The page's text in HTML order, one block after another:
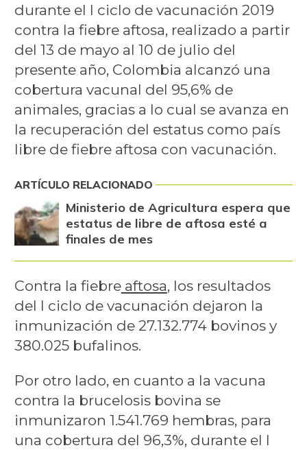
durante el I ciclo de vacunación 2019
contra la fiebre aftosa, realizado a partir
del 13 de mayo al 10 de julio del
presente año, Colombia alcanzó una
cobertura vacunal del 95,6% de
animales, gracias a lo cual se avanza en
la recuperación del estatus como país
libre de fiebre aftosa con vacunación.
ARTÍCULO RELACIONADO
Ministerio de Agricultura espera que
estatus de libre de aftosa esté a
finales de mes
Contra la fiebreaftosa, los resultados
del I ciclo de vacunación dejaron la
inmunización de 27.132.774 bovinos y
380.025 bufalinos.
Por otro lado, en cuanto a la vacuna
contra la brucelosis bovina se
inmunizaron 1.541.769 hembras, para
una cobertura del 96,3%, durante el I